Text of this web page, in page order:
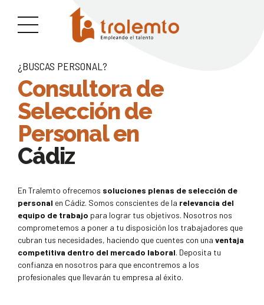
¿BUSCAS PERSONAL?
Consultora de
Selección de
Personal en
Cádiz
En Tralemto ofrecemos soluciones plenas de selección de
personal en Cádiz. Somos conscientes de la relevancia del
equipo de trabajo para lograr tus objetivos. Nosotros nos
comprometemos a poner a tu disposición los trabajadores que
cubran tus necesidades, haciendo que cuentes con una ventaja
competitiva dentro del mercado laboral. Deposita tu
confianza en nosotros para que encontremos a los
profesionales que llevarán tu empresa al éxito.